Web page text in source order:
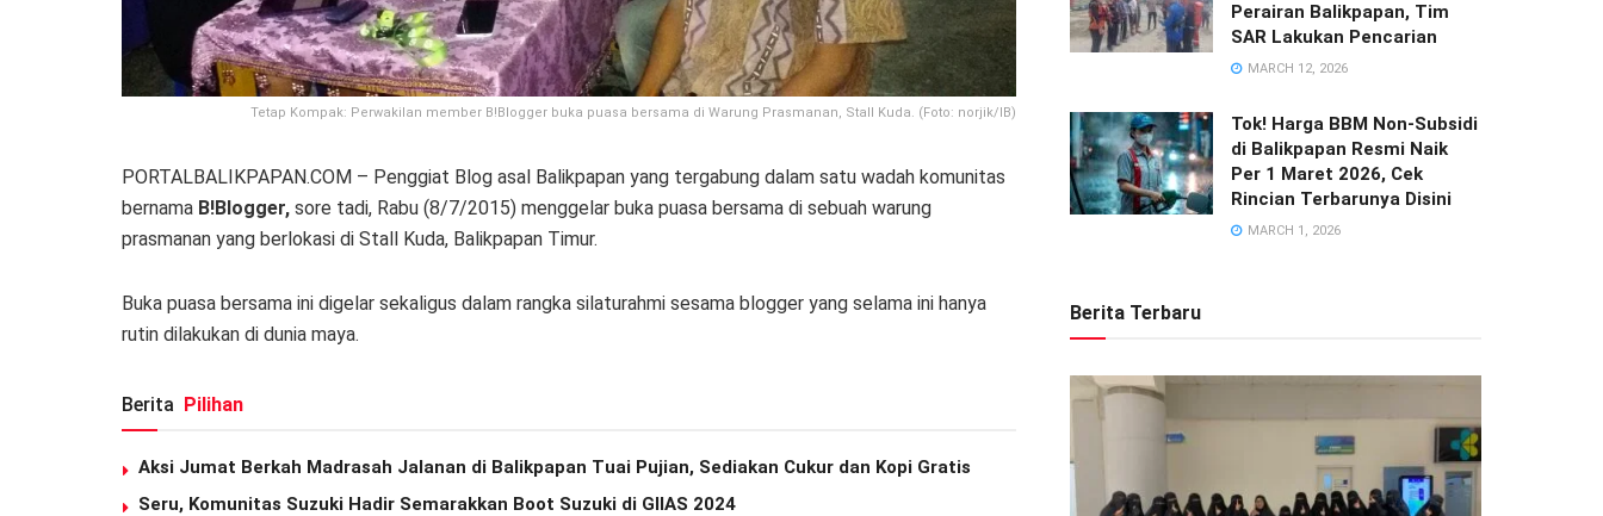
Tetap Kompak: Perwakilan member B!Blogger buka puasa bersama di Warung Prasmanan, Stall Kuda. (Foto: norjik/IB)
PORTALBALIKPAPAN.COM – Penggiat Blog asal Balikpapan yang tergabung dalam satu wadah komunitas
bernama B!Blogger, sore tadi, Rabu (8/7/2015) menggelar buka puasa bersama di sebuah warung
prasmanan yang berlokasi di Stall Kuda, Balikpapan Timur.
Buka puasa bersama ini digelar sekaligus dalam rangka silaturahmi sesama blogger yang selama ini hanya
rutin dilakukan di dunia maya.
Berita Pilihan
Aksi Jumat Berkah Madrasah Jalanan di Balikpapan Tuai Pujian, Sediakan Cukur dan Kopi Gratis
Seru, Komunitas Suzuki Hadir Semarakkan Boot Suzuki di GIIAS 2024
Perairan Balikpapan, Tim
SAR Lakukan Pencarian
MARCH 12, 2026
Tok! Harga BBM Non-Subsidi
di Balikpapan Resmi Naik
Per 1 Maret 2026, Cek
Rincian Terbarunya Disini
MARCH 1, 2026
Berita Terbaru